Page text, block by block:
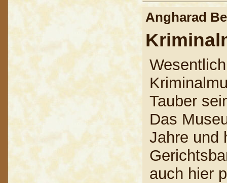
Angharad
Tauber
Das
Jahre und
auch hier